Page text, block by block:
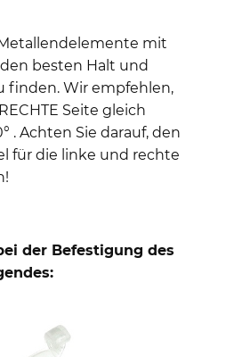
mit
besten Halt und
finden. Wir empfehlen,
Seite gleich
. Achten Sie darauf, den
für die linke und rechte
der Befestigung des